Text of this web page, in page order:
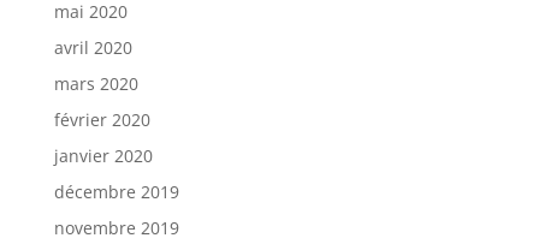
mai 2020
avril 2020
mars 2020
février 2020
janvier 2020
décembre 2019
novembre 2019